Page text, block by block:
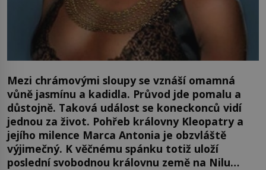
Mezi chrámovými sloupy se vznáší omamná
vůně jasmínu a kadidla. Průvod jde pomalu a
důstojně. Taková událost se koneckonců vidí
jednou za život. Pohřeb královny Kleopatry a
jejího milence Marca Antonia je obzvláště
výjimečný. K věčnému spánku totiž uloží
poslední svobodnou královnu země na Nilu…